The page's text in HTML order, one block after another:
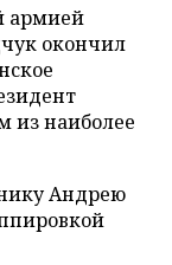
армией
окончил
из наиболее
Андрею